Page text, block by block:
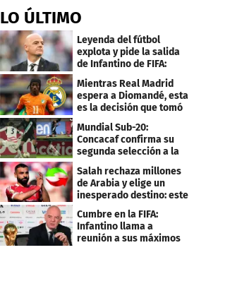
LO ÚLTIMO
Leyenda del fútbol
explota y pide la salida
de Infantino de FIFA:
"Deshonesto y cobarde"
Mientras Real Madrid
espera a Diomandé, esta
es la decisión que tomó
el jugador
Mundial Sub-20:
Concacaf confirma su
segunda selección a la
Copa del Mundo 2027
Salah rechaza millones
de Arabia y elige un
inesperado destino: este
será su club
Cumbre en la FIFA:
Infantino llama a
reunión a sus máximos